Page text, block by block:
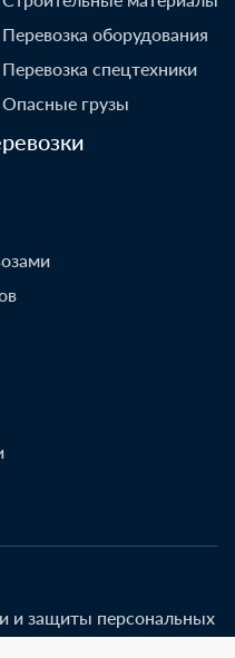
Перевозка оборудования
Перевозка спецтехники
Опасные грузы
и защиты персональных